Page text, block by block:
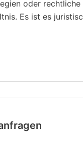
oder rechtliche
Es ist es